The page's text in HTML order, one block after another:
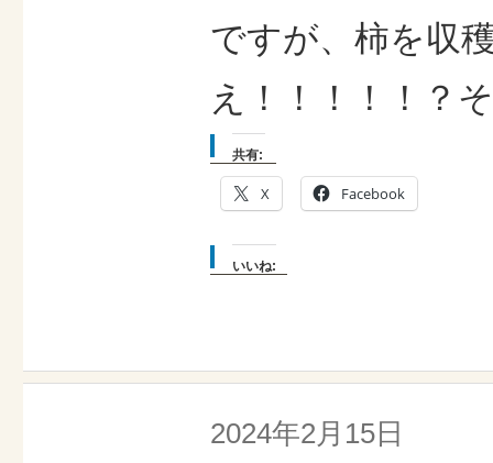
ですが、柿を収
え！！！！！？
共有:
X Facebook
いいね:
2024年2月15日